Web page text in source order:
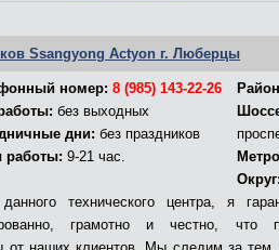
Ssangyong Actyon г. Люберцы
номер:8 (985) 143-22-26
без выходных
дни: без праздников
работы: 9-21 час.
Округ:
технического центра, я
грамотно и честно, что